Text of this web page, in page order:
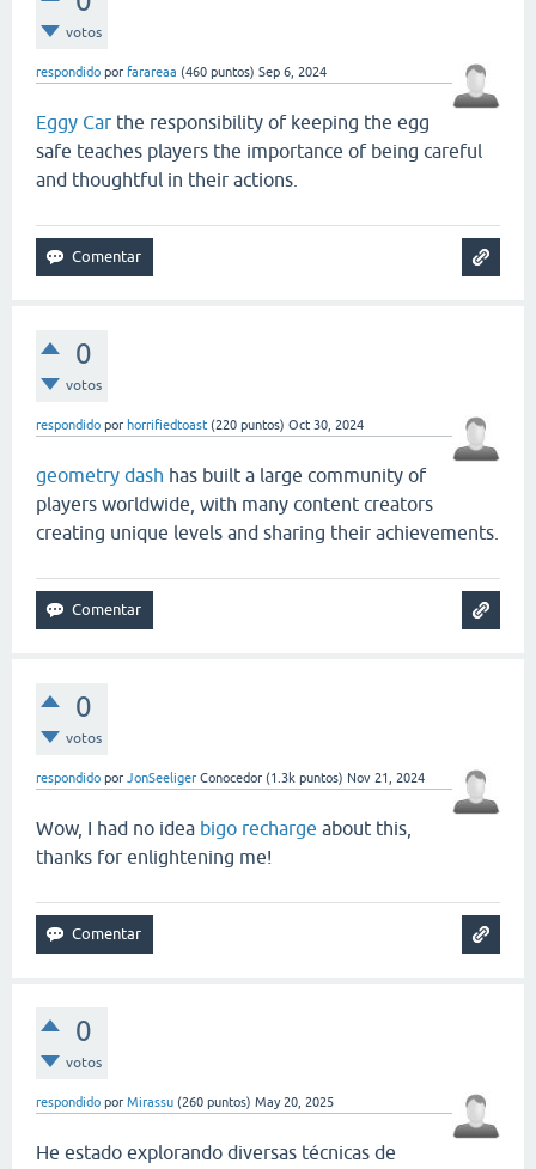
votos
respondido por farareaa (460 puntos) Sep 6, 2024
Eggy Car the responsibility of keeping the egg
safe teaches players the importance of being careful
and thoughtful in their actions.
0
votos
respondido por horrifiedtoast (220 puntos) Oct 30, 2024
geometry dash has built a large community of
players worldwide, with many content creators
creating unique levels and sharing their achievements.
0
votos
respondido por JonSeeliger Conocedor (1.3k puntos) Nov 21, 2024
Wow, I had no idea bigo recharge about this,
thanks for enlightening me!
0
votos
respondido por Mirassu (260 puntos) May 20, 2025
He estado explorando diversas técnicas de